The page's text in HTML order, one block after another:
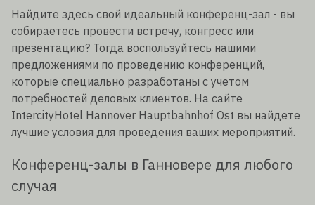
Найдите здесь свой идеальный конференц-зал - вы
собираетесь провести встречу, конгресс или
презентацию? Тогда воспользуйтесь нашими
предложениями по проведению конференций,
которые специально разработаны с учетом
потребностей деловых клиентов. На сайте
IntercityHotel Hannover Hauptbahnhof Ost вы найдете
лучшие условия для проведения ваших мероприятий.
Конференц-залы в Ганновере для любого
случая